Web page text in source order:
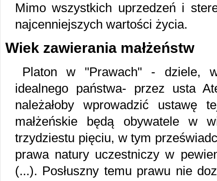
Mimo wszystkich uprzedzeń i
najcenniejszych wartości życia.
Wiek zawierania małżeństw
Platon w "Prawach" - dziele,
idealnego państwa- przez usta
należałoby wprowadzić ustawę
małżeńskie będą obywatele w
trzydziestu pięciu, w tym
prawa natury uczestniczy w
(...). Posłuszny temu prawu nie